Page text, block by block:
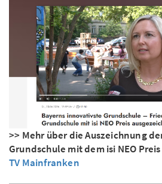
>> Mehr über die Auszeichnung
Grundschule mit dem isi NEO
TV Mainfranken